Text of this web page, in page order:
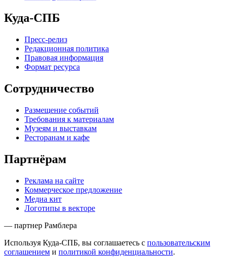
Куда-СПБ
Пресс-релиз
Редакционная политика
Правовая информация
Формат ресурса
Сотрудничество
Размещение событий
Требования к материалам
Музеям и выставкам
Ресторанам и кафе
Партнёрам
Реклама на сайте
Коммерческое предложение
Медиа кит
Логотипы в векторе
— партнер Рамблера
Используя Куда-СПБ, вы соглашаетесь с пользовательским
соглашением и политикой конфиденциальности.